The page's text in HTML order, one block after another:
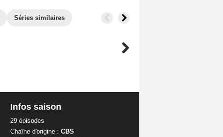
Séries similaires
Infos saison
29 épisodes
Chaîne d'origine : CBS